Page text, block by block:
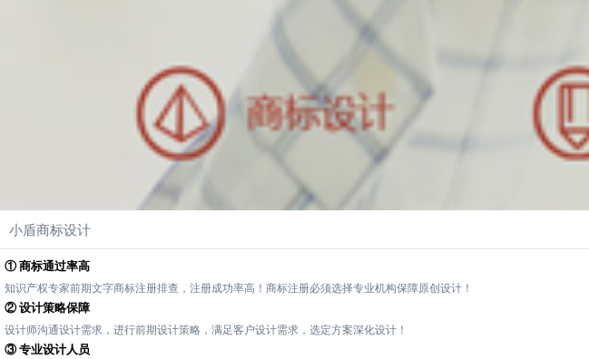
小盾商标设计
① 商标通过率高
知识产权专家前期文字商标注册排查，注册成功率高！商标注册必须选择专业机构保障原创设计！
② 设计策略保障
设计师沟通设计需求，进行前期设计策略，满足客户设计需求，选定方案深化设计！
③ 专业设计人员